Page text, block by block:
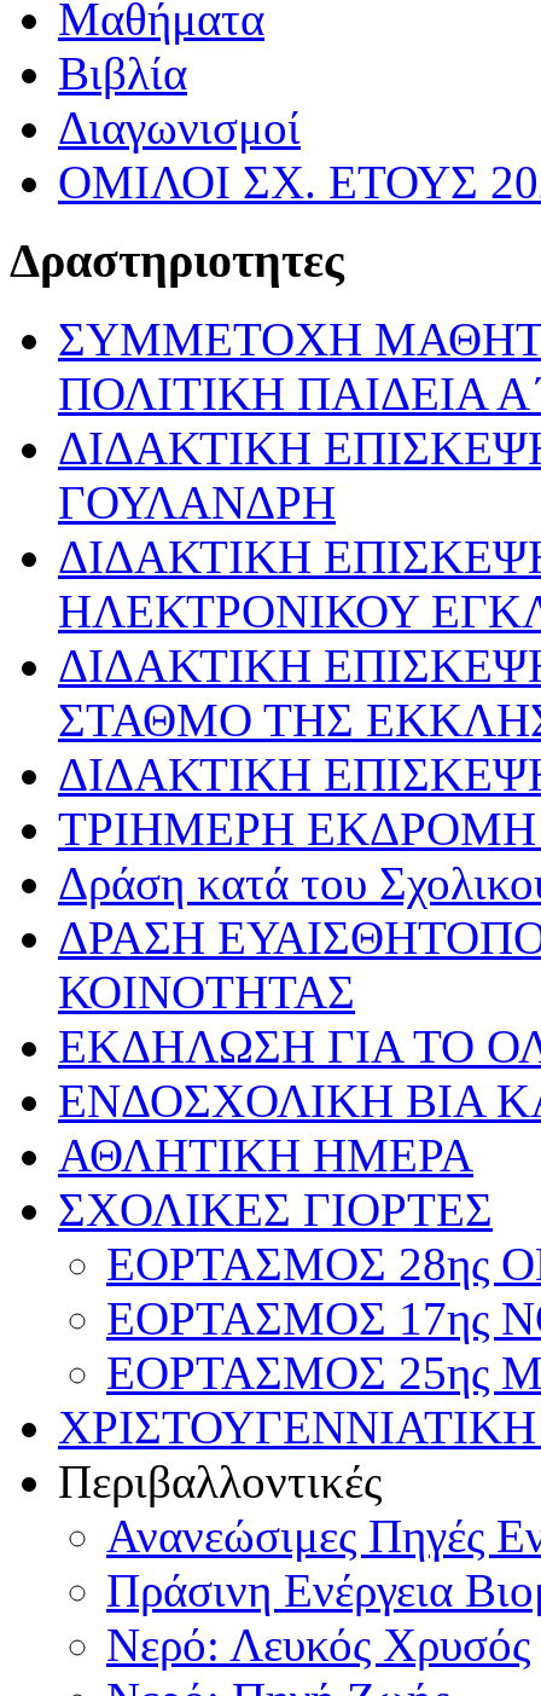
Μαθήματα
Βιβλία
Διαγωνισμοί
ΟΜΙΛΟΙ ΣΧ. ΕΤΟΥΣ
Δραστηριοτητες
ΣΥΜΜΕΤΟΧΗ
ΠΟΛΙΤΙΚΗ ΠΑΙΔΕΙΑ
ΔΙΔΑΚΤΙΚΗ
ΓΟΥΛΑΝΔΡΗ
ΔΙΔΑΚΤΙΚΗ
ΗΛΕΚΤΡΟΝΙΚΟΥ
ΔΙΔΑΚΤΙΚΗ
ΣΤΑΘΜΟ ΤΗΣ
ΔΙΔΑΚΤΙΚΗ
ΤΡΙΗΜΕΡΗ ΕΚΔΡΟΜΗ
Δράση κατά του
ΔΡΑΣΗ
ΚΟΙΝΟΤΗΤΑΣ
ΕΚΔΗΛΩΣΗ ΓΙΑ ΤΟ
ΕΝΔΟΣΧΟΛΙΚΗ ΒΙΑ
ΑΘΛΗΤΙΚΗ ΗΜΕΡΑ
ΣΧΟΛΙΚΕΣ ΓΙΟΡΤΕΣ
ΕΟΡΤΑΣΜΟΣ 28ης
ΕΟΡΤΑΣΜΟΣ 17ης
ΕΟΡΤΑΣΜΟΣ 25ης
Περιβαλλοντικές
Ανανεώσιμες Πηγές
Πράσινη Ενέργεια
Νερό: Λευκός Χρυσός